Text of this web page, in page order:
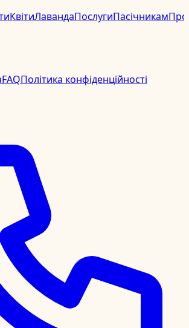
КвітиЛавандаПослугиПасічникамПро
FAQПолітика конфіденційності